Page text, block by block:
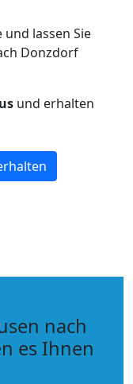
lassen Sie
Donzdorf
und erhalten
nach
es Ihnen